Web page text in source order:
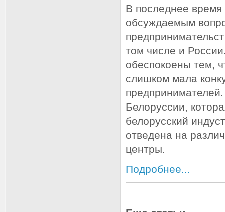
В последнее время
обсуждаемым
том числе и
обеспокоены тем,
слишком мала
Белоруссии,
белорусский
отведена на
центры.
Подробнее...